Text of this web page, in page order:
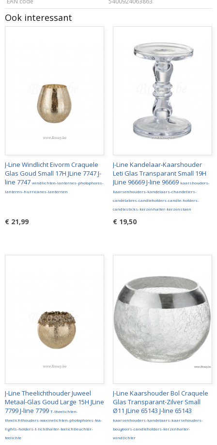
Ook interessant
J-Line Windlicht Eivorm Craquele
Glas Goud Small 17H JLine 7747 J-
line 7747 windlichten-lanternes-photophores-
lanterns-hurricanes-lanternen
€ 21,99
J-Line Kandelaar-Kaarshouder
Leti Glas Transparant Small 19H
JLine 96669 J-line 96669 kaarshouders-
kaarsenhouders-kandelaars-chandeliers-
candélabres-candleholders-candle-holders-
candlesticks-kerzenhalter-kerzenstaen
€ 19,50
J-Line Theelichthouder Juweel
Metaal-Glas Goud Large 15H JLine
7799 J-line 7799 T-theelichten-
theelichthouders-waxinelichten-photophores-tea-
lights-holders-t-lichthalter-teelichtleuchter-
teelichte
J-Line Kaarshouder Bol Craquele
Glas Transparant-Zilver Small
Ø11 JLine 65143 J-line 65143
kaarsenhouders-kandelaars-kaarsehouders-
bougeoirs-candleholders-kerzenhalter-
windlichter